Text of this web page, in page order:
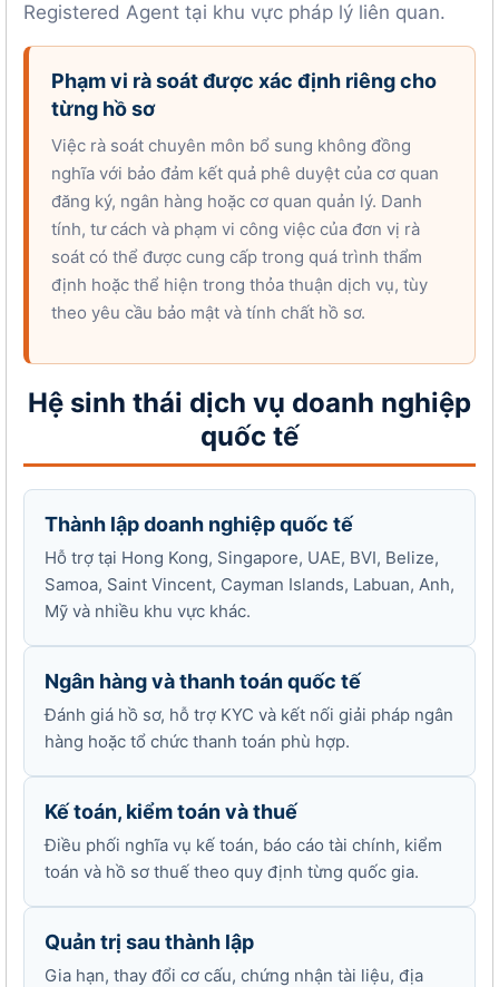
Registered Agent tại khu vực pháp lý liên quan.
Phạm vi rà soát được xác định riêng cho
từng hồ sơ
Việc rà soát chuyên môn bổ sung không đồng
nghĩa với bảo đảm kết quả phê duyệt của cơ quan
đăng ký, ngân hàng hoặc cơ quan quản lý. Danh
tính, tư cách và phạm vi công việc của đơn vị rà
soát có thể được cung cấp trong quá trình thẩm
định hoặc thể hiện trong thỏa thuận dịch vụ, tùy
theo yêu cầu bảo mật và tính chất hồ sơ.
Hệ sinh thái dịch vụ doanh nghiệp
quốc tế
Thành lập doanh nghiệp quốc tế
Hỗ trợ tại Hong Kong, Singapore, UAE, BVI, Belize,
Samoa, Saint Vincent, Cayman Islands, Labuan, Anh,
Mỹ và nhiều khu vực khác.
Ngân hàng và thanh toán quốc tế
Đánh giá hồ sơ, hỗ trợ KYC và kết nối giải pháp ngân
hàng hoặc tổ chức thanh toán phù hợp.
Kế toán, kiểm toán và thuế
Điều phối nghĩa vụ kế toán, báo cáo tài chính, kiểm
toán và hồ sơ thuế theo quy định từng quốc gia.
Quản trị sau thành lập
Gia hạn, thay đổi cơ cấu, chứng nhận tài liệu, địa